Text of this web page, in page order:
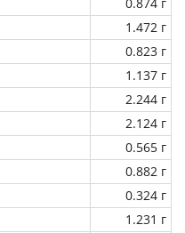
1.472 г
0.823 г
1.137 г
2.244 г
2.124 г
0.565 г
0.882 г
0.324 г
1.231 г